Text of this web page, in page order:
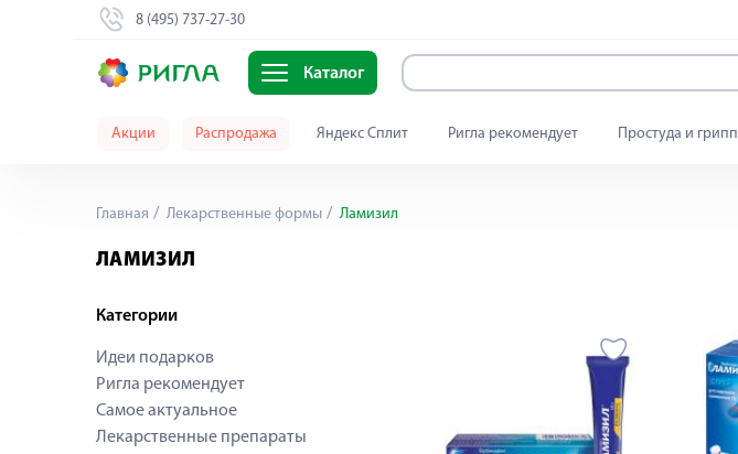
8 (495) 737-27-30
Каталог
Акции Распродажа Яндекс Сплит Ригла рекомендует Простуда и грипп
Главная Лекарственные формы Ламизил
ЛАМИЗИЛ
Категории
Идеи подарков
Ригла рекомендует
Самое актуальное
Лекарственные препараты